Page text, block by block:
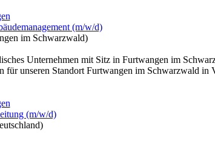
(m/w/d)
im Schwarzwald)
Unternehmen mit Sitz in Furtwangen im
unseren Standort Furtwangen im Schwarzwald in
(m/w/d)